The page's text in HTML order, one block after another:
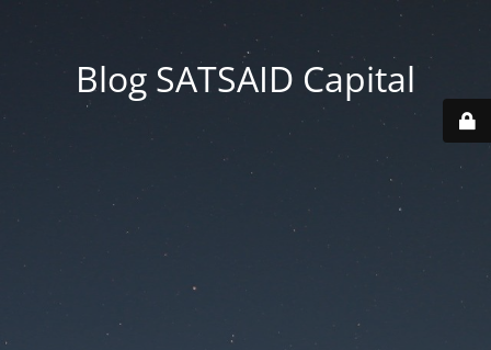
Blog SATSAID Capital